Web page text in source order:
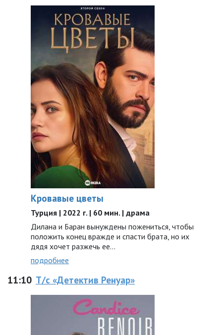
Кровавые цветы
Турция | 2022 г. | 60 мин. | драма
Дилана и Баран вынуждены пожениться, чтобы
положить конец вражде и спасти брата, но их
дядя хочет разжечь ее…
подробнее
11:10 Т/с «Детектив Ренуар»